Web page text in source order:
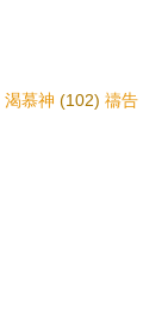
渴慕神 (102) 禱告